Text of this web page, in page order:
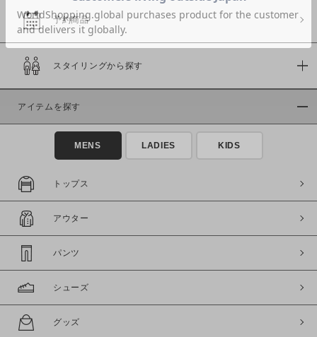
価格
～
商品タイプ
通常商品 予約商品
在庫
在庫あり 在庫なし含む
予約商品
スタイリングから探す
アイテムを探す
MENS LADIES KIDS
トップス
アウター
パンツ
シューズ
グッズ